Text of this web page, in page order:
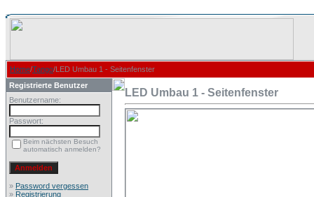
Home/Tango/LED Umbau 1 - Seitenfenster
Registrierte Benutzer
Benutzername:
Passwort:
Beim nächsten Besuch
automatisch anmelden?
» Password vergessen
» Registrierung
LED Umbau 1 - Seitenfenster